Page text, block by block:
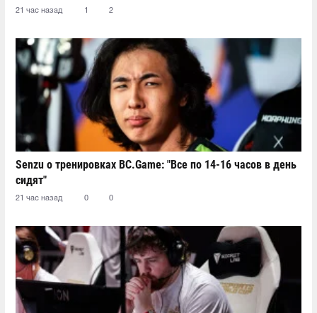
21 час назад 1 2
Senzu о тренировках BC.Game: "Все по 14-16 часов в день
сидят"
21 час назад 0 0